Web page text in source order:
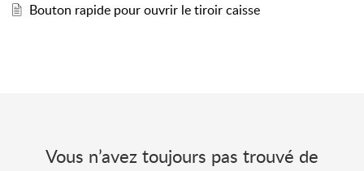
Bouton rapide pour ouvrir le tiroir caisse
Vous n’avez toujours pas trouvé de